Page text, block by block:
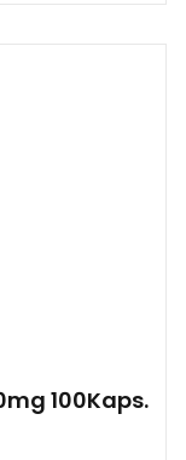
100Kaps.